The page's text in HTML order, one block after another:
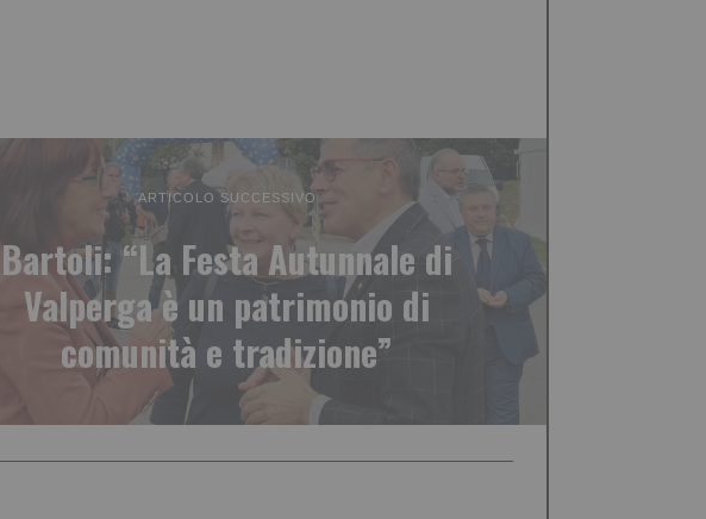
ARTICOLO SUCCESSIVO
Bartoli: “La Festa Autunnale di
Valperga è un patrimonio di
comunità e tradizione”